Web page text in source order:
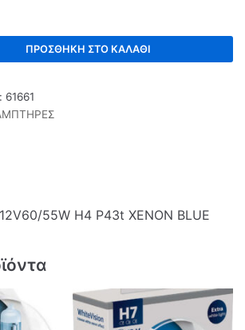
ΠΡΟΣΘΉΚΗ ΣΤΟ ΚΑΛΆΘΙ
61661
55W Η4 P43t ΧΕΝΟΝ BLUE